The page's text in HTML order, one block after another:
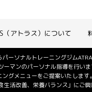
（アトラス）について
ーソナルトレーニングジム
マンのパーソナル指導を行
グメニューをご提案いたしま
活改善、栄養バランス」にご